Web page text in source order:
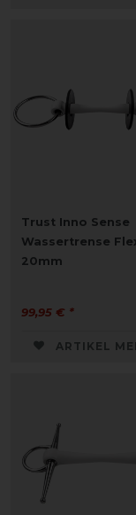
Trust Inno Sense
Wassertrense
20mm
99,95 € *
ARTIKEL